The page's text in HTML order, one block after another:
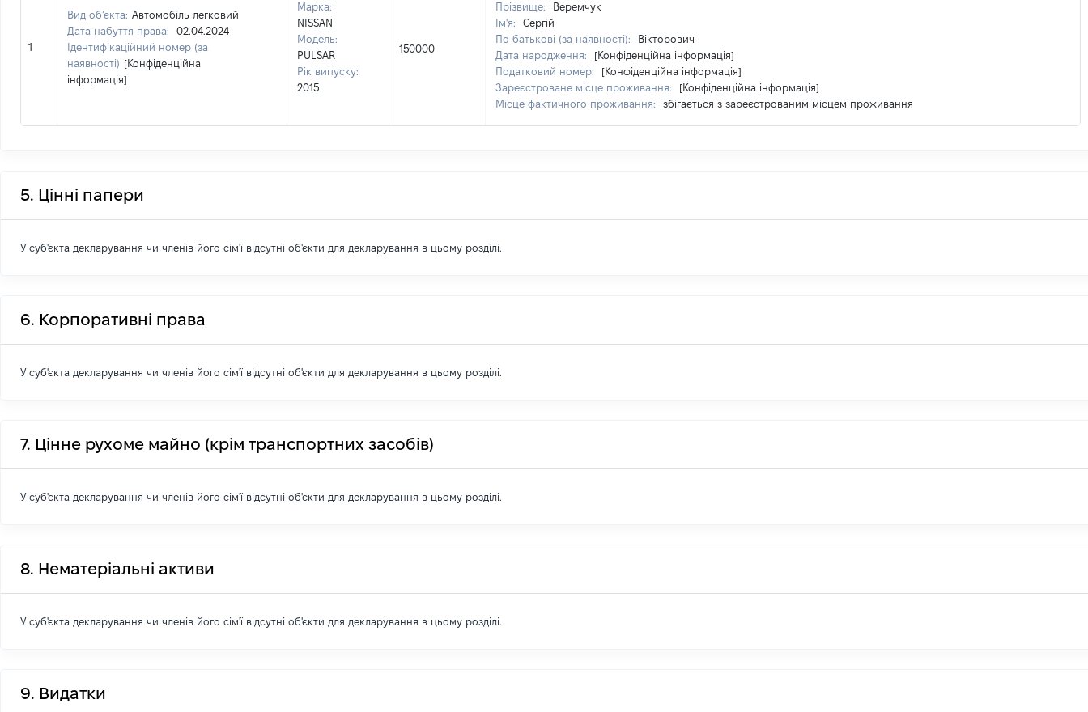
1
Вид об’єкта: Автомобіль легковий
Дата набуття права:
02.04.2024
Ідентифікаційний номер (за
наявності) [Конфіденційна
інформація]
Марка:
NISSAN
Модель:
PULSAR
Рік випуску:
2015
150000
Прізвище:
Веремчук
Ім'я:
Сергій
По батькові (за наявності):
Вікторович
Дата народження:
[Конфіденційна інформація]
Податковий номер:
[Конфіденційна інформація]
Зареєстроване місце проживання:
[Конфіденційна інформація]
Місце фактичного проживання:
збігається з зареєстрованим місцем проживання
5. Цінні папери
У суб'єкта декларування чи членів його сім'ї відсутні об'єкти для декларування в цьому розділі.
6. Корпоративні права
У суб'єкта декларування чи членів його сім'ї відсутні об'єкти для декларування в цьому розділі.
7. Цінне рухоме майно (крім транспортних засобів)
У суб'єкта декларування чи членів його сім'ї відсутні об'єкти для декларування в цьому розділі.
8. Нематеріальні активи
У суб'єкта декларування чи членів його сім'ї відсутні об'єкти для декларування в цьому розділі.
9. Видатки